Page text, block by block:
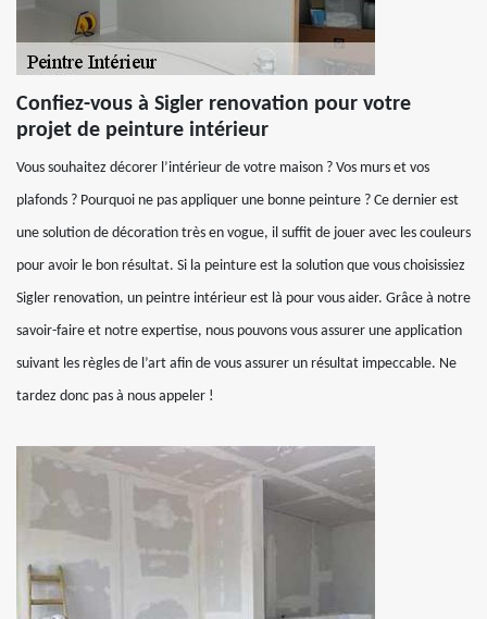
Confiez-vous à Sigler renovation pour votre
projet de peinture intérieur
Vous souhaitez décorer l’intérieur de votre maison ? Vos murs et vos
plafonds ? Pourquoi ne pas appliquer une bonne peinture ? Ce dernier est
une solution de décoration très en vogue, il suffit de jouer avec les couleurs
pour avoir le bon résultat. Si la peinture est la solution que vous choisissiez
Sigler renovation, un peintre intérieur est là pour vous aider. Grâce à notre
savoir-faire et notre expertise, nous pouvons vous assurer une application
suivant les règles de l’art afin de vous assurer un résultat impeccable. Ne
tardez donc pas à nous appeler !